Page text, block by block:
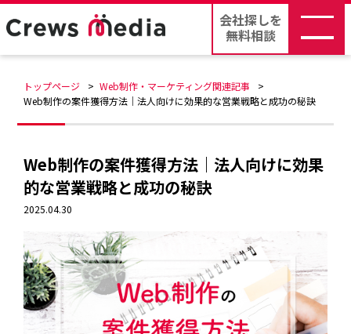
会社探しを
無料相談
トップページ
Web制作・マーケティング関連記事
Web制作の案件獲得方法｜法人向けに効果的な営業戦略と成功の秘訣
Web制作の案件獲得方法｜法人向けに効果
的な営業戦略と成功の秘訣
2025.04.30